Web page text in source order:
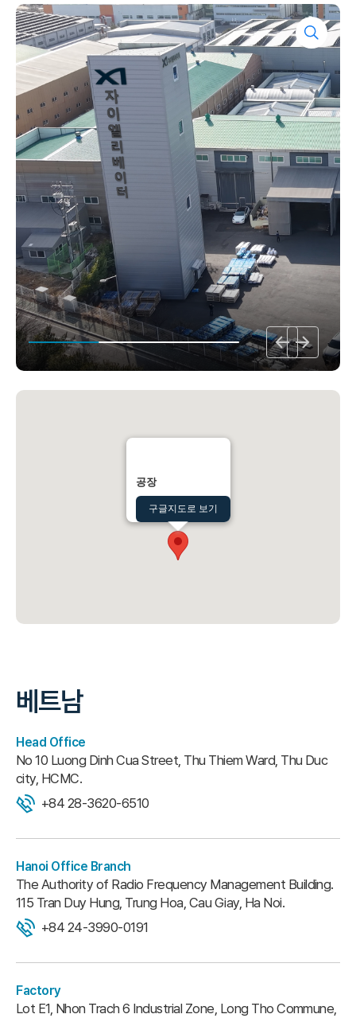
공장
구글지도로 보기
베트남
Head Office
No 10 Luong Dinh Cua Street, Thu Thiem Ward, Thu Duc
city, HCMC.
+84 28-3620-6510
Hanoi Office Branch
The Authority of Radio Frequency Management Building.
115 Tran Duy Hung, Trung Hoa, Cau Giay, Ha Noi.
+84 24-3990-0191
Factory
Lot E1, Nhon Trach 6 Industrial Zone, Long Tho Commune,